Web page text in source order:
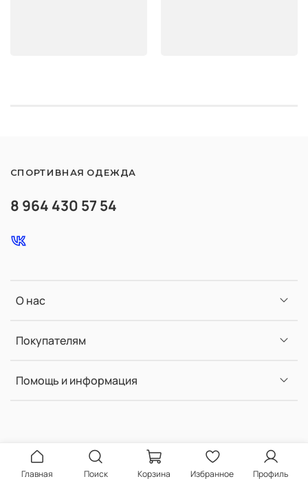
О нас
Покупателям
Помощь и информация
8 964 430 57 54
СПОРТИВНАЯ ОДЕЖДА
Главная Поиск Корзина Избранное Профиль